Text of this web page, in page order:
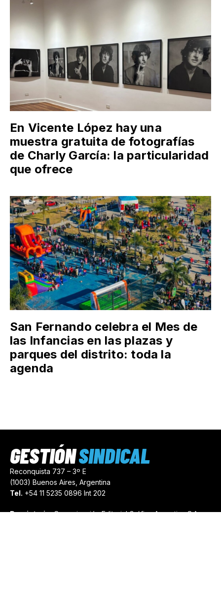
En Vicente López hay una
muestra gratuita de fotografías
de Charly García: la particularidad
que ofrece
San Fernando celebra el Mes de
las Infancias en las plazas y
parques del distrito: toda la
agenda
Reconquista 737 – 3º E
(1003) Buenos Aires, Argentina
Tel. +54 11 5235 0896 Int 202
Propietario:Comunicación Editorial Gráfica Argentina S.A.
GESTIÓNSINDICAL